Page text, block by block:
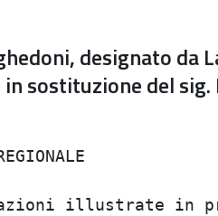
designato da
in sostituzione del
illustrate in